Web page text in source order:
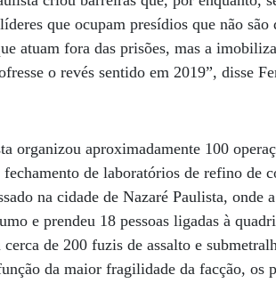
que ocupam presídios que não são
atuam fora das prisões, mas a
o revés sentido em 2019”, disse
organizou aproximadamente 100
fechamento de laboratórios de refino de
na cidade de Nazaré Paulista, onde
e prendeu 18 pessoas ligadas à
de 200 fuzis de assalto e
da maior fragilidade da facção, os